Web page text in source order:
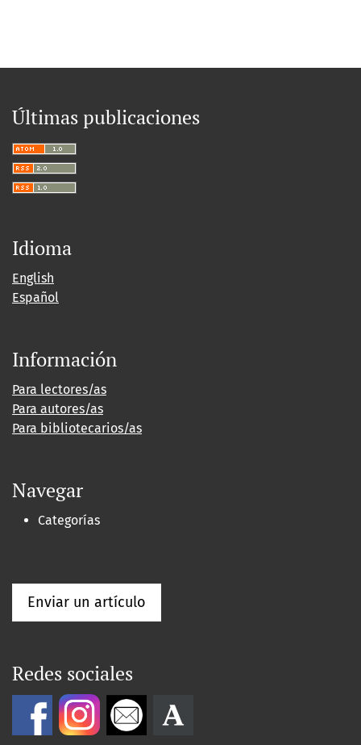
Últimas publicaciones
Idioma
English
Español
Información
Para lectores/as
Para autores/as
Para bibliotecarios/as
Navegar
Categorías
Enviar un artículo
Redes sociales